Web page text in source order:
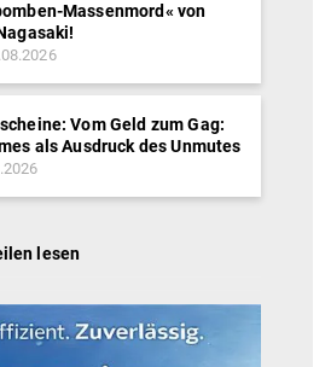
Massenmord« von
Vom Geld zum Gag:
als Ausdruck des Unmutes
lesen